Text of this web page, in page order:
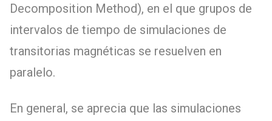
Decomposition Method), en el que grupos de
intervalos de tiempo de simulaciones de
transitorias magnéticas se resuelven en
paralelo.
En general, se aprecia que las simulaciones